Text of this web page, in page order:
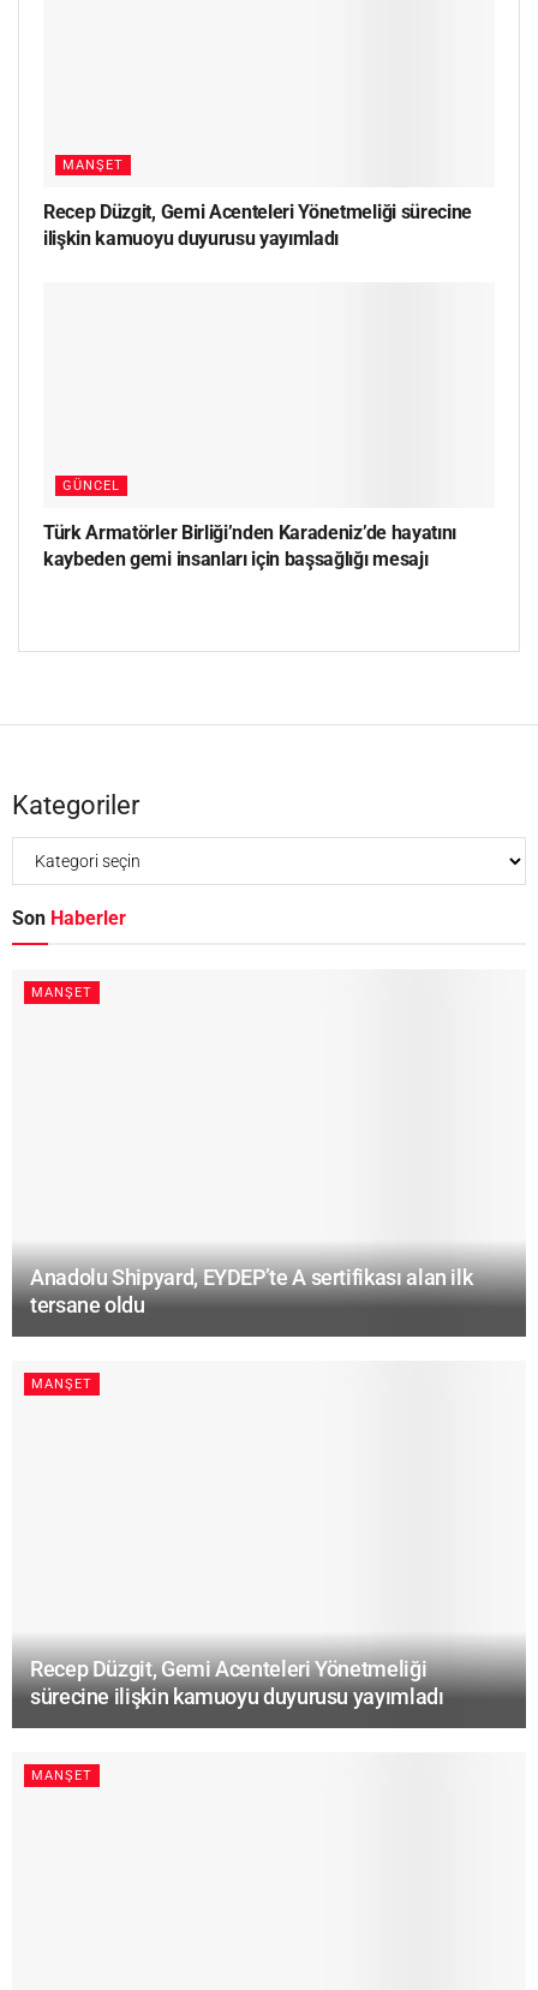
MANŞET
Recep Düzgit, Gemi Acenteleri Yönetmeliği sürecine
ilişkin kamuoyu duyurusu yayımladı
GÜNCEL
Türk Armatörler Birliği’nden Karadeniz’de hayatını
kaybeden gemi insanları için başsağlığı mesajı
Kategoriler
Son Haberler
MANŞET
Anadolu Shipyard, EYDEP’te A sertifikası alan ilk
tersane oldu
MANŞET
Recep Düzgit, Gemi Acenteleri Yönetmeliği
sürecine ilişkin kamuoyu duyurusu yayımladı
MANŞET